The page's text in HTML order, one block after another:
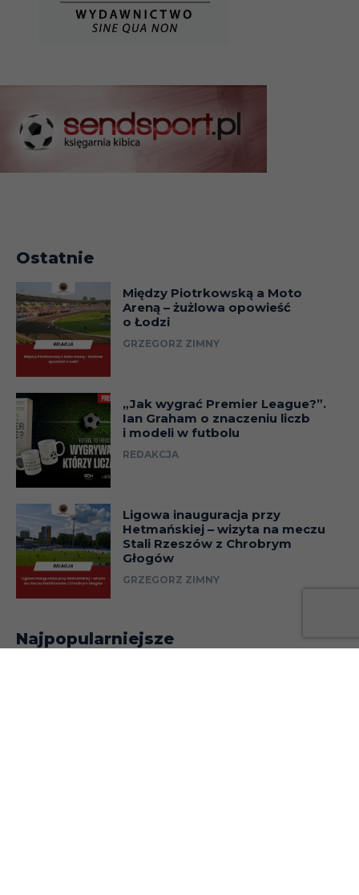
Ostatnie
Między Piotrkowską a Moto
Areną – żużlowa opowieść
o Łodzi
GRZEGORZ ZIMNY
„Jak wygrać Premier League?”.
Ian Graham o znaczeniu liczb
i modeli w futbolu
REDAKCJA
Ligowa inauguracja przy
Hetmańskiej – wizyta na meczu
Stali Rzeszów z Chrobrym
Głogów
GRZEGORZ ZIMNY
Najpopularniejsze